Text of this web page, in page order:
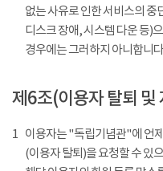
없는 사유로 인한 서비스의
디스크 장애, 시스템 다운 등)
경우에는 그러하지 아니합니
제6조(이용자 탈퇴 및
1 이용자는 "독립기념관"에 언
(이용자 탈퇴)을 요청할 수 있